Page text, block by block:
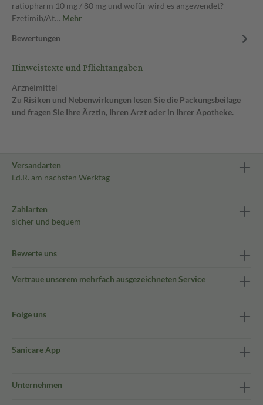
ratiopharm 10 mg / 80 mg und wofür wird es angewendet?
Ezetimib/At… Mehr
Bewertungen
Hinweistexte und Pflichtangaben
Arzneimittel
Zu Risiken und Nebenwirkungen lesen Sie die Packungsbeilage
und fragen Sie Ihre Ärztin, Ihren Arzt oder in Ihrer Apotheke.
Versandarten
i.d.R. am nächsten Werktag
Zahlarten
sicher und bequem
Bewerte uns
Vertraue unserem mehrfach ausgezeichneten Service
Folge uns
Sanicare App
Unternehmen